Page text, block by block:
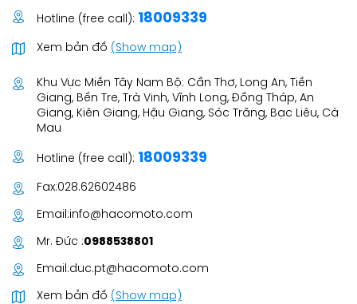
Hotline (free call): 18009339
Xem bản đồ (Show map)
Khu Vực Miền Tây Nam Bộ: Cần Thơ, Long An, Tiền
Giang, Bến Tre, Trà Vinh, Vĩnh Long, Đồng Tháp, An
Giang, Kiên Giang, Hậu Giang, Sóc Trăng, Bạc Liêu, Cà
Mau
Hotline (free call): 18009339
Fax:028.62602486
Email:info@hacomoto.com
Mr. Đức :0988538801
Email:duc.pt@hacomoto.com
Xem bản đồ (Show map)